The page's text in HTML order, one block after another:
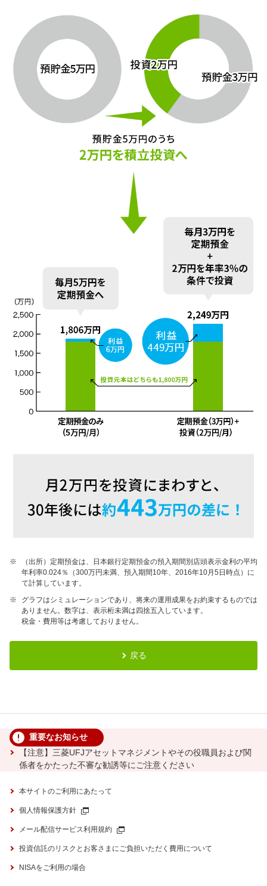
※
（出所）定期預金は、日本銀行定期預金の預入期間別店頭表示金利の平均
年利率0.024％（300万円未満、預入期間10年、2016年10月5日時点）に
て計算しています。
※
グラフはシミュレーションであり、将来の運用成果をお約束するものでは
ありません。数字は、表示桁未満は四捨五入しています。
税金・費用等は考慮しておりません。
戻る
重要なお知らせ
【注意】三菱UFJアセットマネジメントやその役職員および関
係者をかたった不審な勧誘等にご注意ください
本サイトのご利用にあたって
個人情報保護方針
メール配信サービス利用規約
投資信託のリスクとお客さまにご負担いただく費用について
NISAをご利用の場合